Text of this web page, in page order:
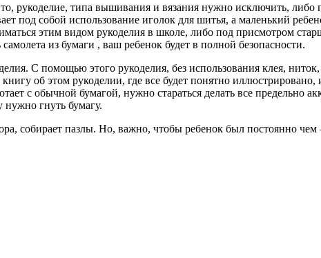
рукоделие, типа вышивания и вязания нужно исключить, либо
под собой использование иголок для шитья, а маленький
этим видом рукоделия в школе, либо под присмотром
из бумаги , ваш ребенок будет в полной безопасности.
С помощью этого рукоделия, без использования клея,
об этом рукоделии, где все будет понятно
с обычной бумагой, нужно стараться делать все предельно
нужно гнуть бумагу.
собирает пазлы. Но, важно, чтобы ребенок был постоянно чем